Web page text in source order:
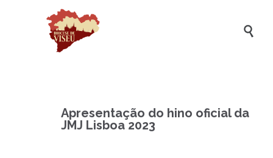

Apresentação do hino oficial da
JMJ Lisboa 2023